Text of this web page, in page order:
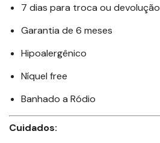
7 dias para troca ou devolução
Garantia de 6 meses
Hipoalergênico
Níquel free
Banhado a Ródio
Cuidados: